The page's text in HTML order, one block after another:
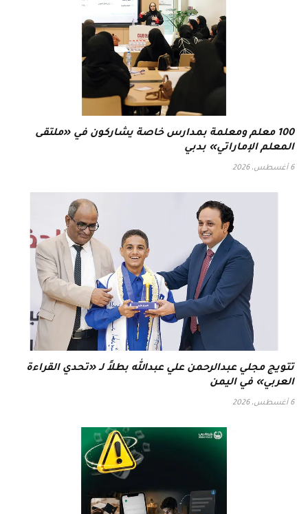
100 معلم ومعلمة بمدارس خاصة يشاركون في «ملتقى
المعلم الإماراتي» بدبي
6 أغسطس، 2026
تتويج مجلي عبدالرحمن علي عبدالله بطلاً لـ «تحدي القراءة
العربي» في اليمن
6 أغسطس، 2026